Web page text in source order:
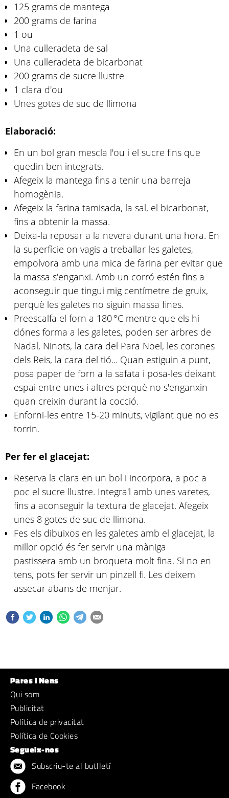
125 grams de mantega
200 grams de farina
1 ou
Una culleradeta de sal
Una culleradeta de bicarbonat
200 grams de sucre llustre
1 clara d'ou
Unes gotes de suc de llimona
Elaboració:
En un bol gran mescla l'ou i el sucre fins que
quedin ben integrats.
Afegeix la mantega fins a tenir una barreja
homogènia.
Afegeix la farina tamisada, la sal, el bicarbonat,
fins a obtenir la massa.
Deixa-la reposar a la nevera durant una hora. En
la superfície on vagis a treballar les galetes,
empolvora amb una mica de farina per evitar que
la massa s'enganxi. Amb un corró estén fins a
aconseguir que tingui mig centímetre de gruix,
perquè les galetes no siguin massa fines.
Preescalfa el forn a 180 °C mentre que els hi
dónes forma a les galetes, poden ser arbres de
Nadal, Ninots, la cara del Para Noel, les corones
dels Reis, la cara del tió... Quan estiguin a punt,
posa paper de forn a la safata i posa-les deixant
espai entre unes i altres perquè no s'enganxin
quan creixin durant la cocció.
Enforni-les entre 15-20 minuts, vigilant que no es
torrin.
Per fer el glacejat:
Reserva la clara en un bol i incorpora, a poc a
poc el sucre llustre. Integra'l amb unes varetes,
fins a aconseguir la textura de glacejat. Afegeix
unes 8 gotes de suc de llimona.
Fes els dibuixos en les galetes amb el glacejat, la
millor opció és fer servir una màniga
pastissera amb un broqueta molt fina. Si no en
tens, pots fer servir un pinzell fi. Les deixem
assecar abans de menjar.
Pares i Nens
Qui som
Publicitat
Política de privacitat
Política de Cookies
Segueix-nos
Subscriu-te al butlletí
Facebook